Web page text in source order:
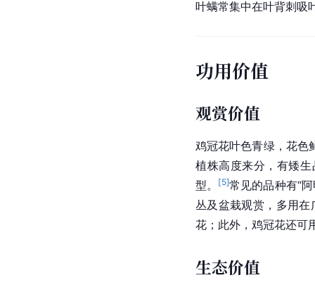
叶螨常集中在叶背刺吸
功用价值
观赏价值
鸡冠花叶色青绿，花色
植株高度来分，有矮
型。
[5]常见的品种有“
丛及盆栽观赏，多用
花；此外，鸡冠花还可
生态价值